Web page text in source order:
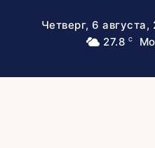
Четверг, 6 августа,
27.8 C